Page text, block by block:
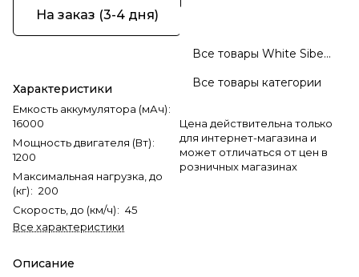
На заказ (3-4 дня)
Характеристики
Емкость аккумулятора (мАч):
16000
Мощность двигателя (Вт):
1200
Максимальная нагрузка, до
(кг): 200
Скорость, до (км/ч): 45
Все характеристики
Описание
Все товары White Siberia
Все товары категории
Цена действительна только
для интернет-магазина и
может отличаться от цен в
розничных магазинах